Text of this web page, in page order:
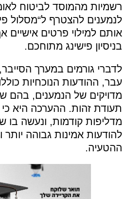
רשמיות מהמוסד לביטוח
לנמענים להצטרף ל“מסלול
אותם למילוי פרטים אישיים
בניסיון פישינג מתוחכם.
לדברי גורמים במערך הסייבר,
עבר, ההודעות הנוכחיות
מדויקים של הנמענים, בהם
תעודת זהות. ההערכה היא
מדליפות קודמות, ונעשה בו
להודעות אמינות גבוהה יותר
ההטעיה.